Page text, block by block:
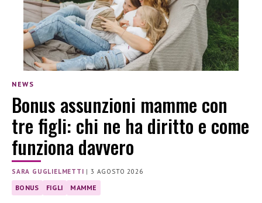
NEWS
Bonus assunzioni mamme con
tre figli: chi ne ha diritto e come
funziona davvero
SARA GUGLIELMETTI |3 AGOSTO 2026
BONUS FIGLI MAMME